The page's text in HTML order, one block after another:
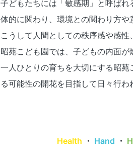
子どもたちには「敏感期」と呼ば
体的に関わり、環境との関わり方
こうして人間としての秩序感や感性
昭苑こども園では、子どもの内面
一人ひとりの育ちを大切にする昭
る可能性の開花を目指して日々行わ
Health ・ Hand ・